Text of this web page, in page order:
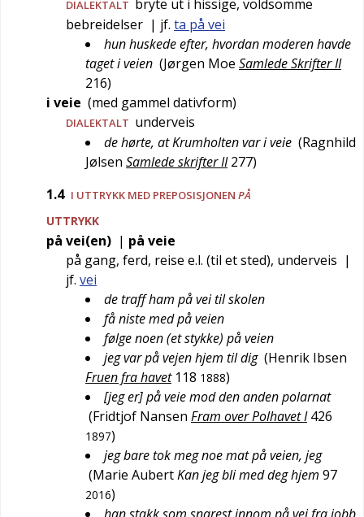
DIALEKTALT bryte ut i hissige, voldsomme
bebreidelser | jf. ta på vei
hun huskede efter, hvordan moderen havde
taget i veien (Jørgen Moe Samlede Skrifter II
216)
i veie (med gammel dativform)
DIALEKTALT underveis
de hørte, at Krumholten var i veie (Ragnhild
Jølsen Samlede skrifter II 277)
1.4 I UTTRYKK MED PREPOSISJONEN PÅ
UTTRYKK
på vei(en) | på veie
på gang, ferd, reise e.l. (til et sted), underveis |
jf. vei
de traff ham på vei til skolen
få niste med på veien
følge noen (et stykke) på veien
jeg var på vejen hjem til dig (Henrik Ibsen
Fruen fra havet 118 1888)
[jeg er] på veie mod den anden polarnat
(Fridtjof Nansen Fram over Polhavet I 426
1897)
jeg bare tok meg noe mat på veien, jeg
(Marie AubertKan jeg bli med deg hjem 97
2016)